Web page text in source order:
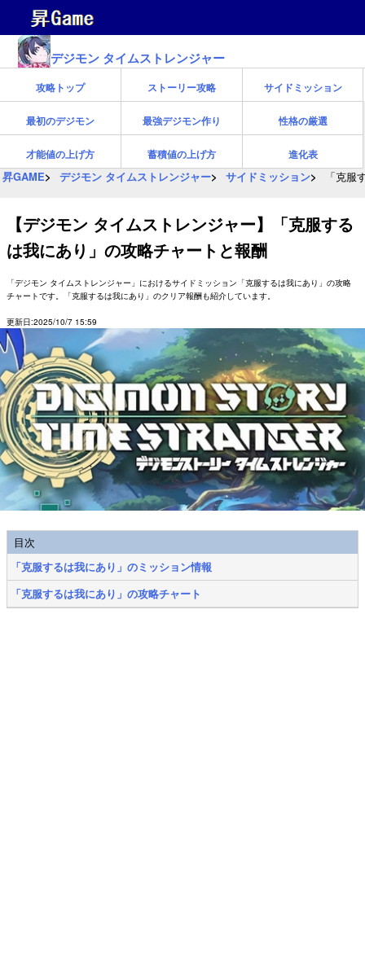
デジモン タイムストレンジャー
攻略トップ ストーリー攻略 サイドミッション
最初のデジモン 最強デジモン作り 性格の厳選
才能値の上げ方 蓄積値の上げ方 進化表
昇GAME デジモン タイムストレンジャー サイドミッション 「克服
【デジモン タイムストレンジャー】「克服する
は我にあり」の攻略チャートと報酬
「デジモン タイムストレンジャー」におけるサイドミッション「克服するは我にあり」の攻略
チャートです。「克服するは我にあり」のクリア報酬も紹介しています。
更新日:2025/10/7 15:59
目次
「克服するは我にあり」のミッション情報
「克服するは我にあり」の攻略チャート